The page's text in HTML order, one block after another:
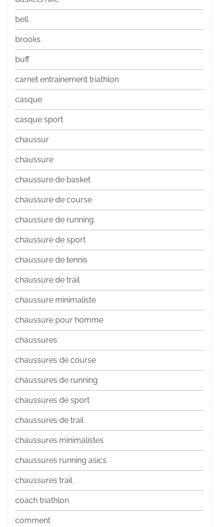
bell
brooks
buff
carnet entrainement triathlon
casque
casque sport
chaussur
chaussure
chaussure de basket
chaussure de course
chaussure de running
chaussure de sport
chaussure de tennis
chaussure de trail
chaussure minimaliste
chaussure pour homme
chaussures
chaussures de course
chaussures de running
chaussures de sport
chaussures de trail
chaussures minimalistes
chaussures running asics
chaussures trail
coach triathlon
comment